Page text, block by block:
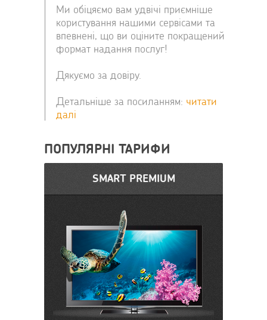
Ми обіцяємо вам удвічі приємніше
користування нашими сервісами та
впевнені, що ви оціните покращений
формат надання послуг!
Дякуємо за довіру.
Детальніше за посиланням: читати
далі
ПОПУЛЯРНІ ТАРИФИ
SMART PREMIUM